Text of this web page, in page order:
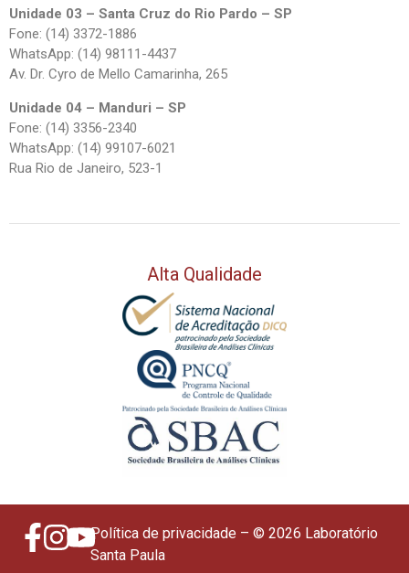
Unidade 03 – Santa Cruz do Rio Pardo – SP
Fone: (14) 3372-1886
WhatsApp: (14) 98111-4437
Av. Dr. Cyro de Mello Camarinha, 265
Unidade 04 – Manduri – SP
Fone: (14) 3356-2340
WhatsApp: (14) 99107-6021
Rua Rio de Janeiro, 523-1
Alta Qualidade
Política de privacidade – © 2026 Laboratório
Santa Paula